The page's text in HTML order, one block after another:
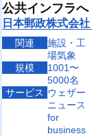
公共インフラへ
日本郵政株式会社
関連
施設・工
場気象
規模
1001〜
5000名
サービス ウェザー
ニュース
for
business